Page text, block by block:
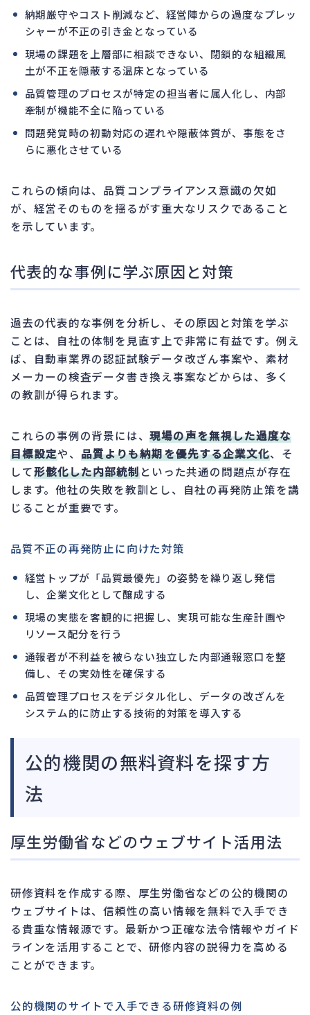
納期厳守やコスト削減など、経営陣からの過度なプレッ
シャーが不正の引き金となっている
現場の課題を上層部に相談できない、閉鎖的な組織風
土が不正を隠蔽する温床となっている
品質管理のプロセスが特定の担当者に属人化し、内部
牽制が機能不全に陥っている
問題発覚時の初動対応の遅れや隠蔽体質が、事態をさ
らに悪化させている
これらの傾向は、品質コンプライアンス意識の欠如
が、経営そのものを揺るがす重大なリスクであること
を示しています。
代表的な事例に学ぶ原因と対策
過去の代表的な事例を分析し、その原因と対策を学ぶ
ことは、自社の体制を見直す上で非常に有益です。例え
ば、自動車業界の認証試験データ改ざん事案や、素材
メーカーの検査データ書き換え事案などからは、多く
の教訓が得られます。
これらの事例の背景には、現場の声を無視した過度な
目標設定や、 品質よりも納期を優先する企業文化、そ
して形骸化した内部統制といった共通の問題点が存在
します。他社の失敗を教訓とし、自社の再発防止策を講
じることが重要です。
品質不正の再発防止に向けた対策
経営トップが「品質最優先」の姿勢を繰り返し発信
し、企業文化として醸成する
現場の実態を客観的に把握し、実現可能な生産計画や
リソース配分を行う
通報者が不利益を被らない独立した内部通報窓口を整
備し、その実効性を確保する
品質管理プロセスをデジタル化し、データの改ざんを
システム的に防止する技術的対策を導入する
公的機関の無料資料を探す方
法
厚生労働省などのウェブサイト活用法
研修資料を作成する際、厚生労働省などの公的機関の
ウェブサイトは、信頼性の高い情報を無料で入手でき
る貴重な情報源です。最新かつ正確な法令情報やガイド
ラインを活用することで、研修内容の説得力を高める
ことができます。
公的機関のサイトで入手できる研修資料の例